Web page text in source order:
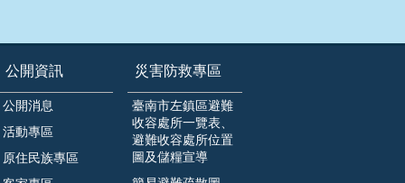
公開資訊
公開消息
活動專區
原住民族專區
災害防救專區
臺南市左鎮區避難
收容處所一覽表、
避難收容處所位置
圖及儲糧宣導